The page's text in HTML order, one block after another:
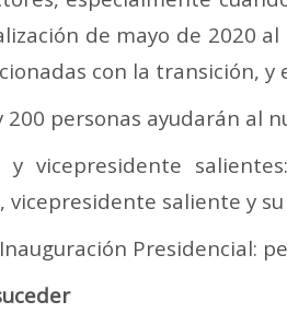
de mayo de 2020
con la transición,
200 personas ayudarán al
y vicepresidente
vicepresidente saliente y
Presidencial: